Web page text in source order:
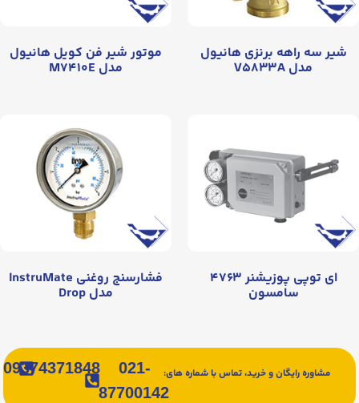
شیر سه راهه برنزی هانیول
مدل V۵۸۳۳A
موتور شیر فن کویل هانیول
مدل M۷۴۱۰E
ای توپی پوزیشنر ۴۷۶۳
سامسون
فشارسنج روغنی InstruMate
مدل Drop
مشاوره رایگان و خرید، تماس با شماره های:
021-
87700142
09374371848